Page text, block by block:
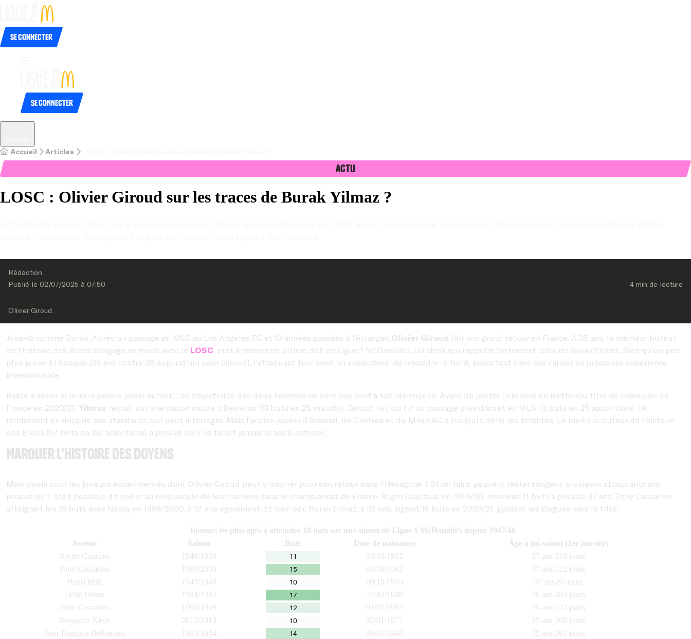
Se connecter
Se connecter
Accueil Articles
Actu
LOSC : Olivier Giroud sur les traces de Burak Yilmaz ?
Rédaction
Publié le 02/07/2025 à 07:50 4 min de lecture
Olivier Giroud.
Joue-la comme Burak. Après un passage en MLS au Los Angeles FC et 13 années passées à l’étranger, Olivier Giroud fait son grand retour en France. À 38 ans, le meilleur buteur
de l’histoire des Bleus s’engage ce mardi avec le LOSC, prêt à relever un ultime défi en Ligue 1 McDonald's. Un choix qui rappelle fortement celui de Burak Yilmaz. Bien qu’un peu
plus jeune à l’époque (35 ans contre 38 aujourd’hui pour Giroud), l’attaquant turc avait lui aussi choisi de rejoindre le Nord, apportant dans ses valises sa précieuse expérience
internationale.
Reste à savoir si Giroud pourra peser autant. Les trajectoires des deux hommes ne sont pas tout à fait identiques. Avant de porter Lille vers un inattendu titre de champion de
France en 2020/21, Yilmaz restait sur une saison solide à Besiktas (13 buts en 25 matchs). Giroud, lui, sort d’un passage plus discret en MLS : 3 buts en 25 apparitions. Un
rendement en deçà de ses standards, qui peut interroger. Mais l’ancien joueur d’Arsenal, de Chelsea et du Milan AC a toujours défié les attentes. Le meilleur buteur de l’histoire
des Bleus (57 buts en 137 sélections) a prouvé qu’il ne fallait jamais le sous-estimer.
Marquer l'histoire des doyens
Mais quels sont les joueurs expérimentés dont Olivier Giroud peut s'inspirer pour son retour dans l'Hexagone ? Si certains peuvent rester songeur, plusieurs attaquants ont
prouvé qu’il était possible de briller au crépuscule de leur carrière dans le championnat de France. Roger Courtois, en 1949/50, inscrivait 11 buts à plus de 37 ans. Tony Cascarino
atteignait les 15 buts avec Nancy en 1999/2000, à 37 ans également. Et bien sûr, Burak Yilmaz, à 35 ans, signait 16 buts en 2020/21, guidant les Dogues vers le titre.
Joueurs les plus âgés à atteindre 10 buts sur une saison de Ligue 1 McDonald's depuis 1947/48
Joueur
Saison Buts Date de naissance
Âge à mi-saison (1er janvier)
Roger Courtois
1949/1950 11 30/05/1912
37 ans 216 jours
Tony Cascarino
1999/2000 15 01/09/1962
37 ans 122 jours
Henri Hiltl
1947/1948 10 08/10/1910
37 ans 85 jours
Delio Onnis
1984/1985 17 24/03/1948
36 ans 283 jours
Tony Cascarino
1998/1999 12 01/09/1962
36 ans 122 jours
Benjamin Nivet
2012/2013 10 02/01/1977
35 ans 365 jours
Jean-François Beltramini
1983/1984 14 05/01/1948
35 ans 361 jours